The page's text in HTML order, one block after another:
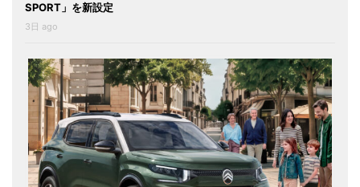
SPORT」を新設定
3日 ago